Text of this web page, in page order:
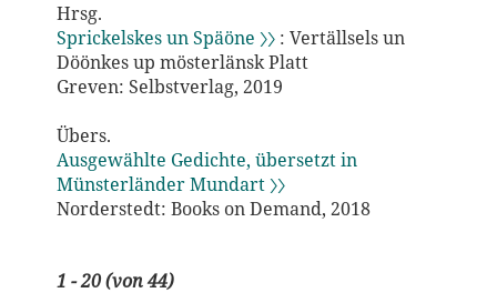
Hrsg.
Sprickelskes un Späöne 〉〉: Vertällsels un
Döönkes up mösterlänsk Platt
Greven: Selbstverlag, 2019
Übers.
Ausgewählte Gedichte, übersetzt in
Münsterländer Mundart 〉〉
Norderstedt: Books on Demand, 2018
1 - 20 (von 44)